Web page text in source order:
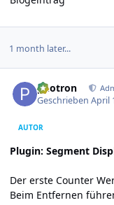
1 month later...
photron
GeschriebenApril
AUTOR
Plugin: Segment
Der erste Counter
Beim Entfernen